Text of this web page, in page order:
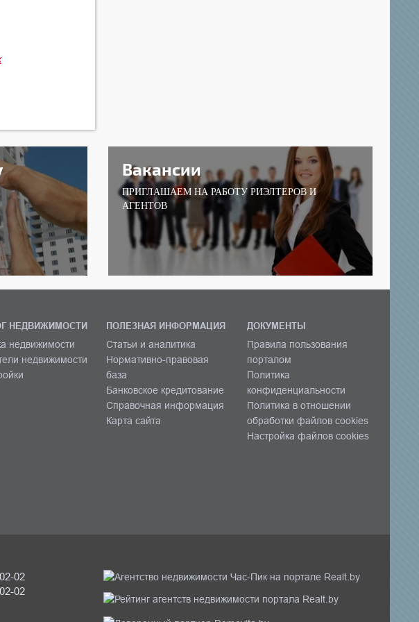
Вакансии
ПРИГЛАШАЕМ НА РАБОТУ РИЭЛТЕРОВ И
АГЕНТОВ
НЕДВИЖИМОСТИ
недвижимости
недвижимости
ПОЛЕЗНАЯ ИНФОРМАЦИЯ
Статьи и аналитика
Нормативно-правовая
база
Банковское кредитование
Справочная информация
Карта сайта
ДОКУМЕНТЫ
Правила пользования
порталом
Политика
конфиденциальности
Политика в отношении
обработки файлов cookies
Настройка файлов cookies
02
02